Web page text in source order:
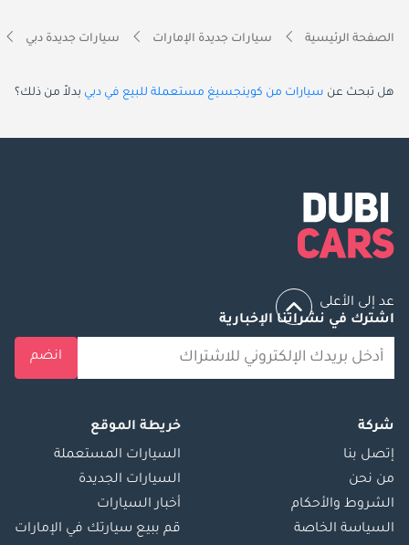
الصفحة الرئيسية سيارات جديدة الإمارات سيارات جديدة دبي
هل تبحث عن سيارات من كوينجسيغ مستعملة للبيع في دبي بدلاً من ذلك؟
عد إلى الأعلى
اشترك في نشراتنا الإخبارية
انضم
شركة
إتصل بنا
من نحن
الشروط والأحكام
السياسة الخاصة
خريطة الموقع
السيارات المستعملة
السيارات الجديدة
أخبار السيارات
قم ببيع سيارتك في الإمارات